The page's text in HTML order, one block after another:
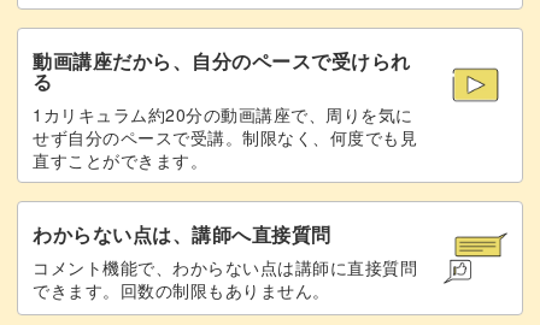
動画講座だから、自分のペースで受けられ
る
1カリキュラム約20分の動画講座で、周りを気に
せず自分のペースで受講。制限なく、何度でも見
直すことができます。
わからない点は、講師へ直接質問
コメント機能で、わからない点は講師に直接質問
できます。回数の制限もありません。